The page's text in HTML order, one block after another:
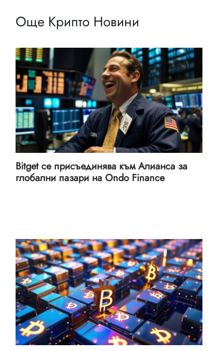
Още Крипто Новини
Bitget се присъединява към Алианса за
глобални пазари на Ondo Finance